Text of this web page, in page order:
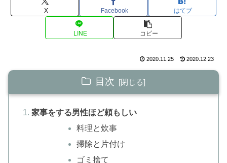
X Facebook はてブ
LINE コピー
2020.11.25 2020.12.23
目次
家事をする男性ほど頼もしい
料理と炊事
掃除と片付け
ゴミ捨て